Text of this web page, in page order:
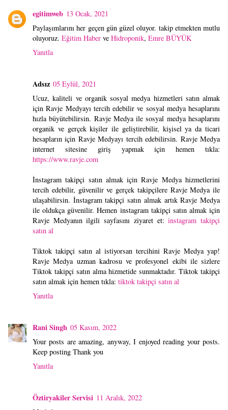
egitimweb 13 Ocak, 2021
Paylaşımlarını her geçen gün güzel oluyor. takip etmekten mutlu
oluyoruz. Eğitim Haber ve Hidroponik, Emre BÜYÜK
Yanıtla
Adsız 05 Eylül, 2021
Ucuz, kaliteli ve organik sosyal medya hizmetleri satın almak
için Ravje Medyayı tercih edebilir ve sosyal medya hesaplarını
hızla büyütebilirsin. Ravje Medya ile sosyal medya hesaplarını
organik ve gerçek kişiler ile geliştirebilir, kişisel ya da ticari
hesapların için Ravje Medyayı tercih edebilirsin. Ravje Medya
internet sitesine giriş yapmak için hemen tıkla:
https://www.ravje.com
İnstagram takipçi satın almak için Ravje Medya hizmetlerini
tercih edebilir, güvenilir ve gerçek takipçilere Ravje Medya ile
ulaşabilirsin. İnstagram takipçi satın almak artık Ravje Medya
ile oldukça güvenilir. Hemen instagram takipçi satın almak için
Ravje Medyanın ilgili sayfasını ziyaret et:instagram takipçi
satın al
Tiktok takipçi satın al istiyorsan tercihini Ravje Medya yap!
Ravje Medya uzman kadrosu ve profesyonel ekibi ile sizlere
Tiktok takipçi satın alma hizmetide sunmaktadır. Tiktok takipçi
satın almak için hemen tıkla: tiktok takipçi satın al
Yanıtla
Rani Singh 05 Kasım, 2022
Your posts are amazing, anyway, I enjoyed reading your posts.
Keep posting Thank you
Yanıtla
Öztiryakiler Servisi 11 Aralık, 2022